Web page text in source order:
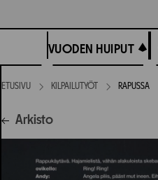
suoraan
VUODEN HUIPUT
VUODEN HUIPUT
ETUSIVU KILPAILUTYÖT RAPUSSA
Arkisto